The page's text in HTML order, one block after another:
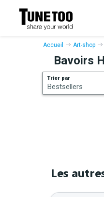
Accueil Art-shop
Bavoirs
Trier par
Bestsellers
Les